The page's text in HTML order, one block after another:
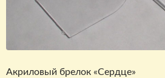
Акриловый брелок «Сердце»